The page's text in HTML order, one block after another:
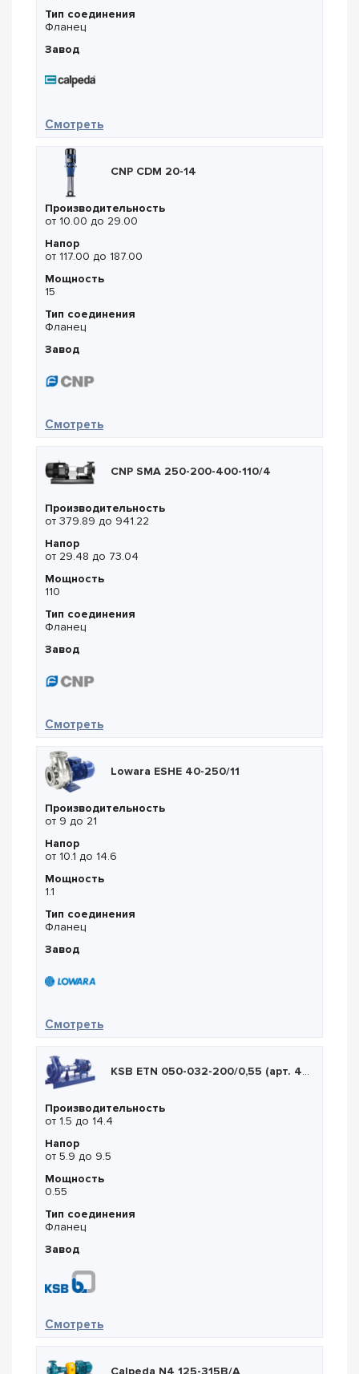
Тип соединения
Фланец
Завод
Смотреть— Calpeda GMV 50-80E/A
CNP CDM 20-14
Производительность
от 10.00 до 29.00
Напор
от 117.00 до 187.00
Мощность
15
Тип соединения
Фланец
Завод
Смотреть— CNP CDM 20-14
CNP SMA 250-200-400-110/4
Производительность
от 379.89 до 941.22
Напор
от 29.48 до 73.04
Мощность
110
Тип соединения
Фланец
Завод
Смотреть— CNP SMA 250-200-400-110/4
Lowara ESHE 40-250/11
Производительность
от 9 до 21
Напор
от 10.1 до 14.6
Мощность
1.1
Тип соединения
Фланец
Завод
Смотреть— Lowara ESHE 40-250/11
KSB ETN 050-032-200/0,55 (арт. 48255715)
Производительность
от 1.5 до 14.4
Напор
от 5.9 до 9.5
Мощность
0.55
Тип соединения
Фланец
Завод
Смотреть— KSB ETN 050-032-200/0,55 (арт.
Calpeda N4 125-315B/A